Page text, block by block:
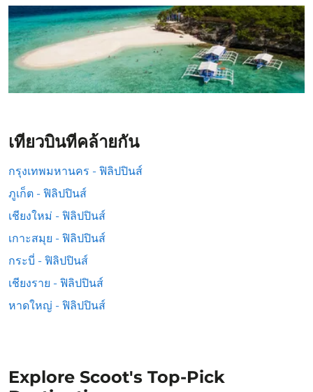
เที่ยวบินที่คล้ายกัน
กรุงเทพมหานคร - ฟิลิปปินส์
ภูเก็ต - ฟิลิปปินส์
เชียงใหม่ - ฟิลิปปินส์
เกาะสมุย - ฟิลิปปินส์
กระบี่ - ฟิลิปปินส์
เชียงราย - ฟิลิปปินส์
หาดใหญ่ - ฟิลิปปินส์
Explore Scoot's Top-Pick